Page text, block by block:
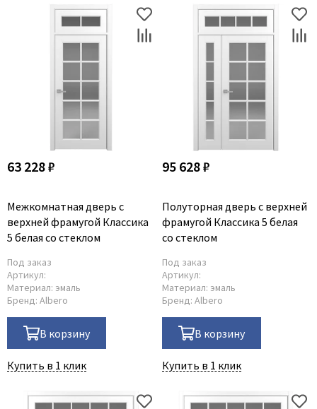
63 228 ₽
Межкомнатная дверь с
верхней фрамугой Классика
5 белая со стеклом
Под заказ
Артикул:
Материал: эмаль
Бренд: Albero
В корзину
Купить в 1 клик
95 628 ₽
Полуторная дверь с верхней
фрамугой Классика 5 белая
со стеклом
Под заказ
Артикул:
Материал: эмаль
Бренд: Albero
В корзину
Купить в 1 клик